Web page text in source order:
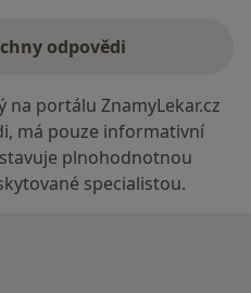
odpovědi
portálu ZnamyLekar.cz
má pouze informativní
plnohodnotnou
specialistou.